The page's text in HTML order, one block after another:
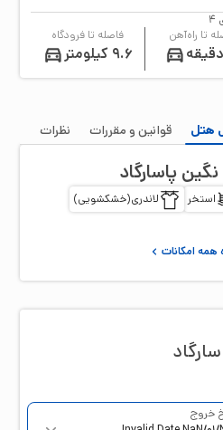
تا راه‌آهن فاصله تا فرودگاه
9.6 کیلومتر
هتل قوانین و مقررات نظرات
نگین پاسارگاد
استخر
لاندری(خشکشویی)
امکانات
خروج